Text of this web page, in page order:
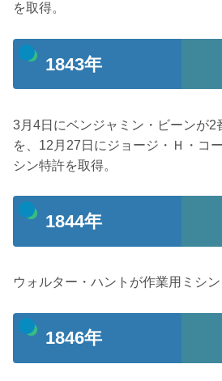
を取得。
1843年
3月4日にベンジャミン・ビーンが2
を、12月27日にジョージ・Ｈ・コ
シン特許を取得。
1844年
ウォルター・ハントが作業用ミシン
1846年